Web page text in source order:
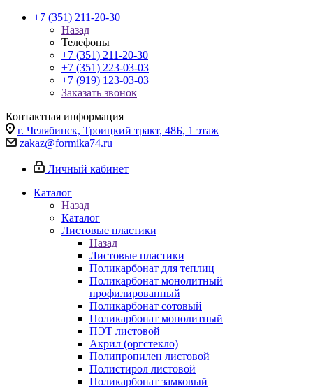
+7 (351) 211-20-30
Назад
Телефоны
+7 (351) 211-20-30
+7 (351) 223-03-03
+7 (919) 123-03-03
Заказать звонок
Контактная информация
г. Челябинск, Троицкий тракт, 48Б, 1 этаж
zakaz@formika74.ru
Личный кабинет
Каталог
Назад
Каталог
Листовые пластики
Назад
Листовые пластики
Поликарбонат для теплиц
Поликарбонат монолитный
профилированный
Поликарбонат сотовый
Поликарбонат монолитный
ПЭТ листовой
Акрил (оргстекло)
Полипропилен листовой
Полистирол листовой
Поликарбонат замковый